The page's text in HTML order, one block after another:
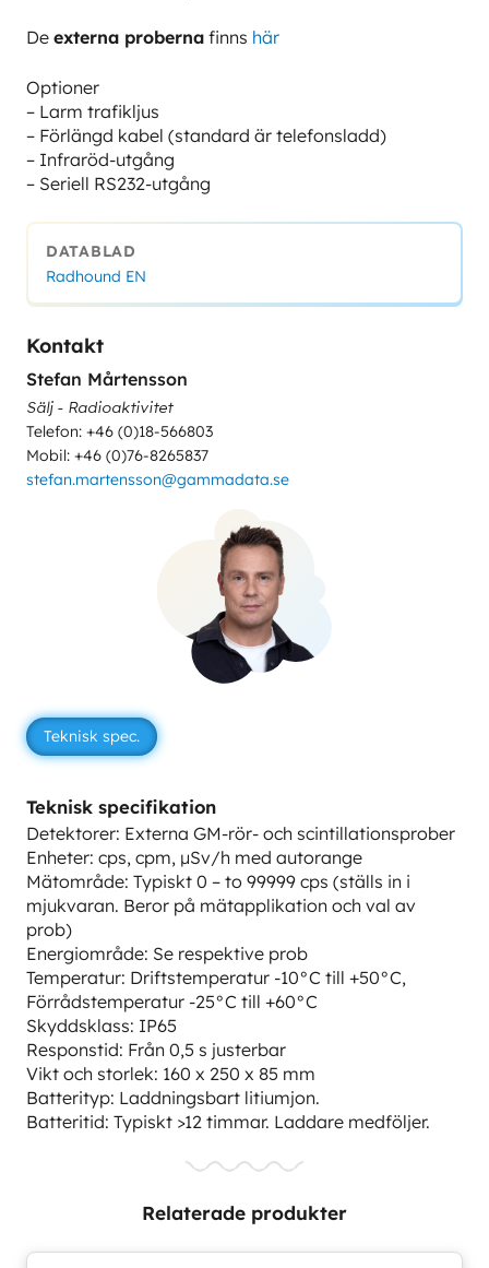
De externa proberna finns här
Optioner
– Larm trafikljus
– Förlängd kabel (standard är telefonsladd)
– Infraröd-utgång
– Seriell RS232-utgång
DATABLAD
Radhound EN
Kontakt
Stefan Mårtensson
Sälj - Radioaktivitet
Telefon: +46 (0)18-566803
Mobil: +46 (0)76-8265837
stefan.martensson@gammadata.se
Teknisk spec.
Teknisk specifikation
Detektorer: Externa GM-rör- och scintillationsprober
Enheter: cps, cpm, µSv/h med autorange
Mätområde: Typiskt 0 – to 99999 cps (ställs in i
mjukvaran. Beror på mätapplikation och val av
prob)
Energiområde: Se respektive prob
Temperatur: Driftstemperatur -10°C till +50°C,
Förrådstemperatur -25°C till +60°C
Skyddsklass: IP65
Responstid: Från 0,5 s justerbar
Vikt och storlek: 160 x 250 x 85 mm
Batterityp: Laddningsbart litiumjon.
Batteritid: Typiskt >12 timmar. Laddare medföljer.
Relaterade produkter